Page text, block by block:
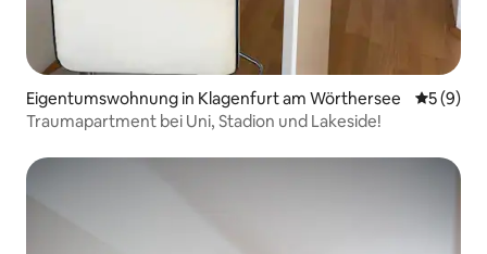
Eigentumswohnung in Klagenfurt am Wörthersee
5 (9)
Traumapartment bei Uni, Stadion und Lakeside!